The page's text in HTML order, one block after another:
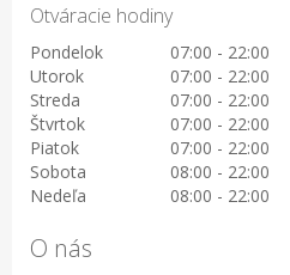
Otváracie hodiny
Pondelok
07:00 - 22:00
Utorok
07:00 - 22:00
Streda
07:00 - 22:00
Štvrtok
07:00 - 22:00
Piatok
07:00 - 22:00
Sobota
08:00 - 22:00
Nedeľa
08:00 - 22:00
O nás